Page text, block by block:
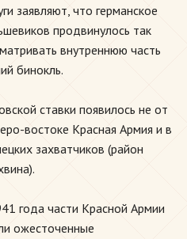
заявляют, что германское
продвинулось так
внутреннюю часть
бинокль.
ставки появилось не от
востоке Красная Армия и в
захватчиков (район
года части Красной Армии
ожесточенные